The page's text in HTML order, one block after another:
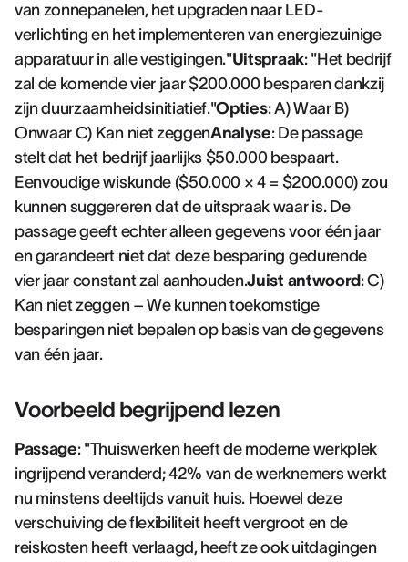
van zonnepanelen, het upgraden naar LED-
verlichting en het implementeren van energiezuinige
apparatuur in alle vestigingen."Uitspraak: "Het bedrijf
zal de komende vier jaar $200.000 besparen dankzij
zijn duurzaamheidsinitiatief."Opties: A) Waar B)
Onwaar C) Kan niet zeggenAnalyse: De passage
stelt dat het bedrijf jaarlijks $50.000 bespaart.
Eenvoudige wiskunde ($50.000 × 4 = $200.000) zou
kunnen suggereren dat de uitspraak waar is. De
passage geeft echter alleen gegevens voor één jaar
en garandeert niet dat deze besparing gedurende
vier jaar constant zal aanhouden.Juist antwoord: C)
Kan niet zeggen – We kunnen toekomstige
besparingen niet bepalen op basis van de gegevens
van één jaar.
Voorbeeld begrijpend lezen
Passage: "Thuiswerken heeft de moderne werkplek
ingrijpend veranderd; 42% van de werknemers werkt
nu minstens deeltijds vanuit huis. Hoewel deze
verschuiving de flexibiliteit heeft vergroot en de
reiskosten heeft verlaagd, heeft ze ook uitdagingen